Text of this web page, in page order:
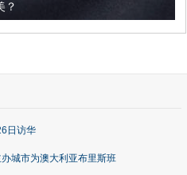
？
日访华
城市为澳大利亚布里斯班